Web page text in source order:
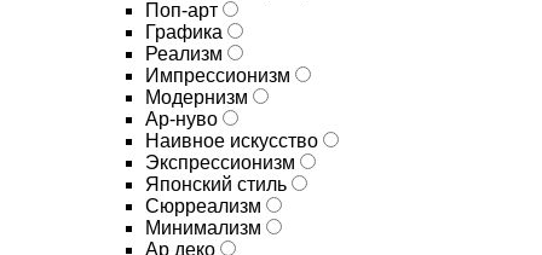
Поп-арт
Графика
Реализм
Импрессионизм
Модернизм
Ар-нуво
Наивное искусство
Экспрессионизм
Японский стиль
Сюрреализм
Минимализм
Ар деко